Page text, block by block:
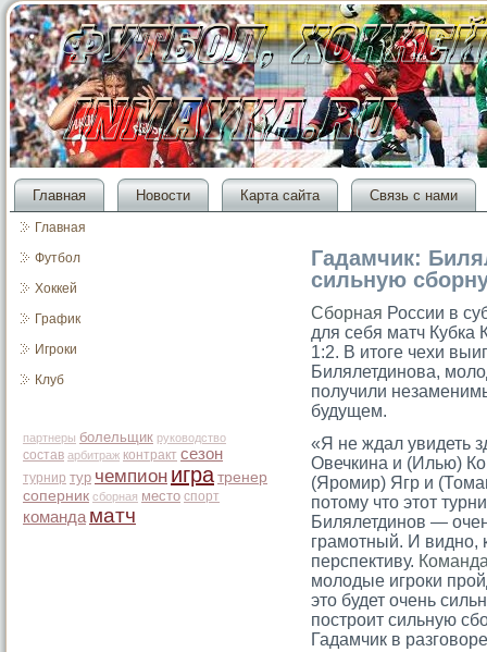
Главная Новости Карта сайта Связь с нами
Главная
Футбол
Хоккей
График
Игроки
Клуб
партнеры болельщик руководство
состав арбитраж контракт сезон
турнир тур чемпион игра тренер
соперник сборная место спорт
команда матч
Гадамчик:
сильную
Сборная России в
для себя матч Кубка
1:2. В итоге чехи
Билялетдинова,
получили
будущем.
«Я не ждал увидеть
Овечкина и (Илью)
(Яромир) Ягр и
потому что этот
Билялетдинов —
грамотный. И видно,
перспективу.
молодые игроки
это будет очень
построит сильную
Гадамчик в